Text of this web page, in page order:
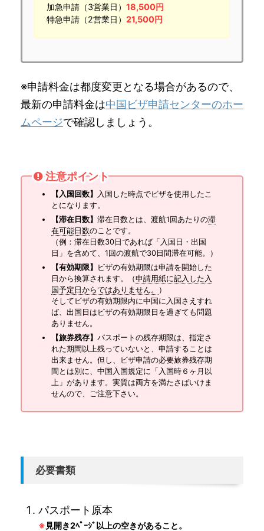
加急申請（3営業日） 18,500円
特急申請（2営業日） 21,500円
※申請料金は都度変更となる場合があるので、
最新の申請料金は中国ビザ申請センターのホー
ムページで確認しましょう。
注意ポイント
【入国回数】
入国した時点でビザを使用したこ
とになります。
【滞在日数】 滞在日数とは、渡航1回あたりの滞
在可能日数のことです。
（例：滞在日数30日であれば「入国日・出国
日」を含めて、1回の渡航で30日間滞在可能。）
【有効期限】
ビザの有効期限は申請を開始した
日から換算されます。（申請用紙に記入した入
国予定日からではありません。
）
そしてビザの有効期限内に中国に入国さえすれ
ば、出国日はビザの有効期限日を過ぎても問題
ありません。
【旅券残存】 パスポートの残存期限は、指定さ
れた期間以上残っていないと、申請することは
出来ません。但し、ビザ申請の必要旅券残存期
間とは別に、中国入国規定に「入国時６ヶ月以
上」があります。実質は両方を満たさばいけま
せんので、ご注意下さい。
必要書類
パスポート原本
※ 見開き2ﾍﾟｰｼﾞ以上の空きがあること。